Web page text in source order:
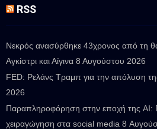
RSS
Νεκρός ανασύρθηκε 43χρονος από τη
Αγκίστρι και Αίγινα 8 Αυγούστου 2026
FED: Ρελάνς Τραμπ για την απόλυση
2026
Παραπληροφόρηση στην εποχή της AI:
χειραγώγηση στα social media 8